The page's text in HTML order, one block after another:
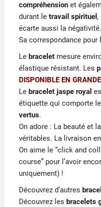
compréhensionet
durant le travail spirituel ,
écarte aussi la négativité.
Sa correspondance pour
Le bracelet mesure
élastique résistant. Les
DISPONIBLE EN
Lebracelet jaspe royal
étiquette qui comporte
vertus.
On adore : La beauté et
véritables. La livraison
On aime le “click and
course” pour l’avoir
uniquement) !
Découvrez d’autres
Découvrez les bracelets